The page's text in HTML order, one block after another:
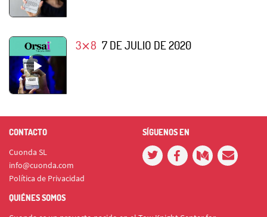
3⨯8 7 DE JULIO DE 2020
CONTACTO
Cuonda SL
info@cuonda.com
Política de Privacidad
SÍGUENOS EN
QUIÉNES SOMOS